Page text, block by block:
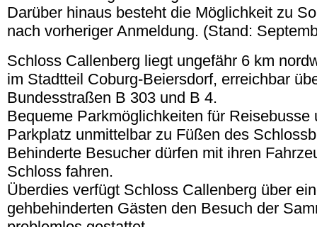
Darüber hinaus besteht die Möglichkeit zu
nach vorheriger Anmeldung. (Stand:
Schloss Callenberg liegt ungefähr 6 km
im Stadtteil Coburg-Beiersdorf, erreichbar
Bundesstraßen B 303 und B 4.
Bequeme Parkmöglichkeiten für Reisebusse
Parkplatz unmittelbar zu Füßen des
Behinderte Besucher dürfen mit ihren
Schloss fahren.
Überdies verfügt Schloss Callenberg über
gehbehinderten Gästen den Besuch der